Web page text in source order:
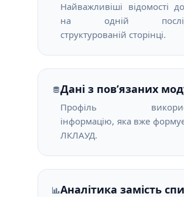
Найважливіші відомості
на одній
структурованій сторінці.
Дані з пов’язаних
Профіль
інформацію, яка вже
ЛКЛАУД.
Аналітика замість